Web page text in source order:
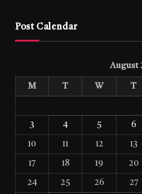
Post Calendar
August
M T W T
3 4 5 6
10 11 12 13
17 18 19 20
24 25 26 27